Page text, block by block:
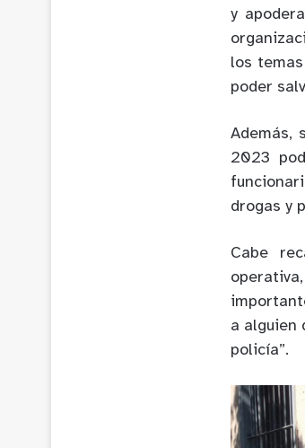
y
los
poder
Además,
2023
drogas y
Cabe
a alguien
policía”.